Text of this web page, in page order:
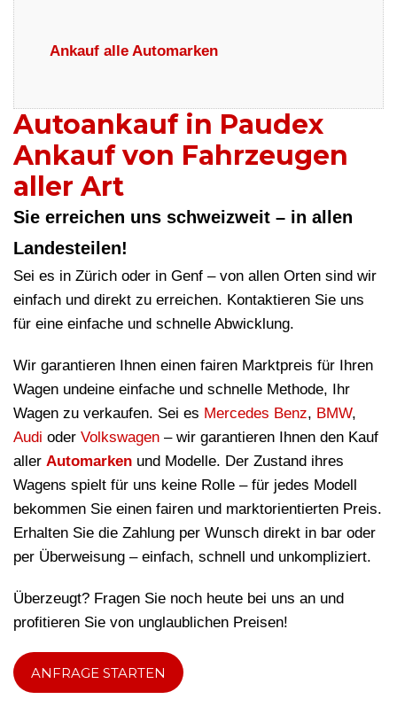
Ankauf alle Automarken
Autoankauf in Paudex
Ankauf von Fahrzeugen
aller Art
Sie erreichen uns schweizweit – in allen
Landesteilen!
Sei es in Zürich oder in Genf – von allen Orten sind wir
einfach und direkt zu erreichen. Kontaktieren Sie uns
für eine einfache und schnelle Abwicklung.
Wir garantieren Ihnen einen fairen Marktpreis für Ihren
Wagen undeine einfache und schnelle Methode, Ihr
Wagen zu verkaufen. Sei es Mercedes Benz, BMW,
Audi oder Volkswagen – wir garantieren Ihnen den Kauf
aller Automarken und Modelle. Der Zustand ihres
Wagens spielt für uns keine Rolle – für jedes Modell
bekommen Sie einen fairen und marktorientierten Preis.
Erhalten Sie die Zahlung per Wunsch direkt in bar oder
per Überweisung – einfach, schnell und unkompliziert.
Überzeugt? Fragen Sie noch heute bei uns an und
profitieren Sie von unglaublichen Preisen!
ANFRAGE STARTEN